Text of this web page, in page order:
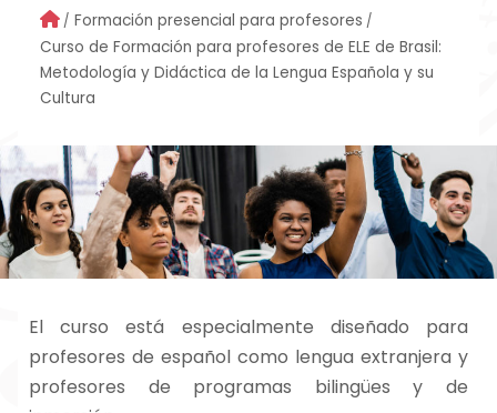
Formación presencial para profesores
Curso de Formación para profesores de ELE de Brasil:
Metodología y Didáctica de la Lengua Española y su
Cultura
El curso está especialmente diseñado para
profesores de español como lengua extranjera y
profesores de programas bilingües y de